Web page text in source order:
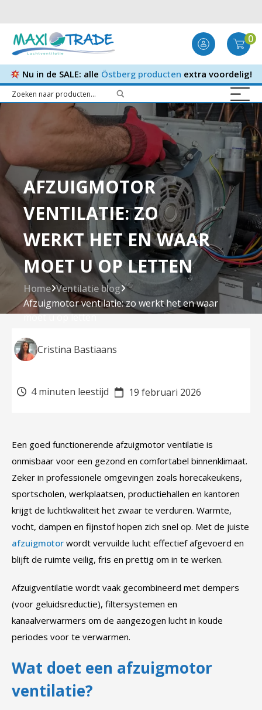
0
Nu in de SALE: alle Östberg producten extra voordelig!
AFZUIGMOTOR
VENTILATIE: ZO
WERKT HET EN WAAR
MOET U OP LETTEN
Home Ventilatie blog
Afzuigmotor ventilatie: zo werkt het en waar
moet u op letten
Cristina Bastiaans
4 minuten leestijd 19 februari 2026
Een goed functionerende afzuigmotor ventilatie is
onmisbaar voor een gezond en comfortabel binnenklimaat.
Zeker in professionele omgevingen zoals horecakeukens,
sportscholen, werkplaatsen, productiehallen en kantoren
krijgt de luchtkwaliteit het zwaar te verduren. Warmte,
vocht, dampen en fijnstof hopen zich snel op. Met de juiste
afzuigmotor wordt vervuilde lucht effectief afgevoerd en
blijft de ruimte veilig, fris en prettig om in te werken.
Afzuigventilatie wordt vaak gecombineerd met dempers
(voor geluidsreductie), filtersystemen en
kanaalverwarmers om de aangezogen lucht in koude
periodes voor te verwarmen.
Wat doet een afzuigmotor
ventilatie?